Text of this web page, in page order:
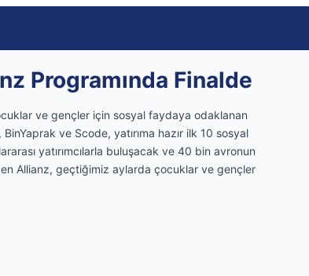
Programında Finalde
ve gençler için sosyal faydaya odaklanan
ve Scode, yatırıma hazır ilk 10 sosyal
yatırımcılarla buluşacak ve 40 bin avronun
Allianz, geçtiğimiz aylarda çocuklar ve gençler